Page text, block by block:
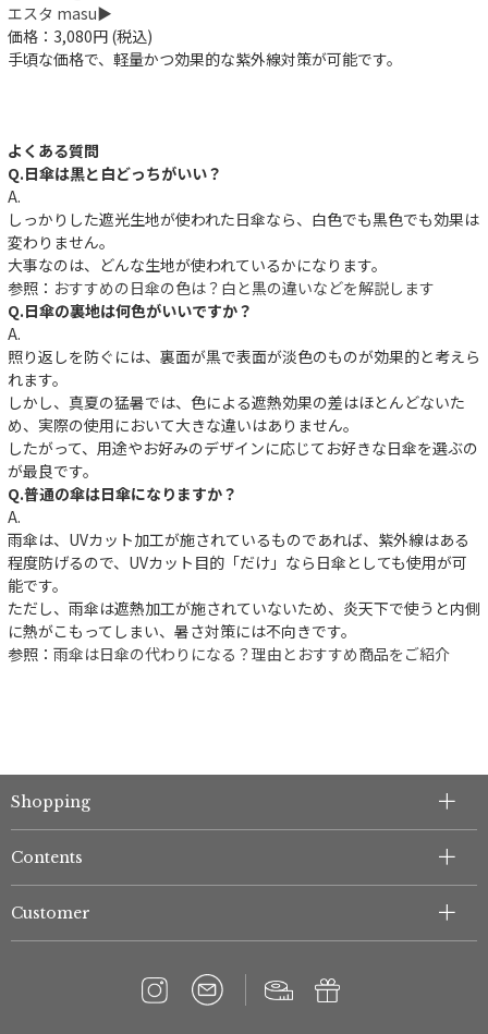
件
エスタ masu▶︎
価格：3,080円 (税込)
手頃な価格で、軽量かつ効果的な紫外線対策が可能です。
よくある質問
Q.日傘は黒と白どっちがいい？
A.
しっかりした遮光生地が使われた日傘なら、白色でも黒色でも効果は
変わりません。
大事なのは、どんな生地が使われているかになります。
参照： おすすめの日傘の色は？白と黒の違いなどを解説します
Q.日傘の裏地は何色がいいですか？
A.
照り返しを防ぐには、裏面が黒で表面が淡色のものが効果的と考えら
れます。
しかし、真夏の猛暑では、色による遮熱効果の差はほとんどないた
め、実際の使用において大きな違いはありません。
したがって、用途やお好みのデザインに応じてお好きな日傘を選ぶの
が最良です。
Q.普通の傘は日傘になりますか？
A.
雨傘は、UVカット加工が施されているものであれば、紫外線はある
程度防げるので、UVカット目的「だけ」なら日傘としても使用が可
能です。
ただし、雨傘は遮熱加工が施されていないため、炎天下で使うと内側
に熱がこもってしまい、暑さ対策には不向きです。
参照： 雨傘は日傘の代わりになる？理由とおすすめ商品をご紹介
Shopping
Contents
Customer